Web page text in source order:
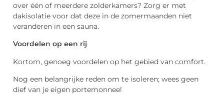
over één of meerdere zolderkamers? Zorg er met
dakisolatie voor dat deze in de zomermaanden niet
veranderen in een sauna.
Voordelen op een rij
Kortom, genoeg voordelen op het gebied van comfort.
Nog een belangrijke reden om te isoleren; wees geen
dief van je eigen portemonnee!